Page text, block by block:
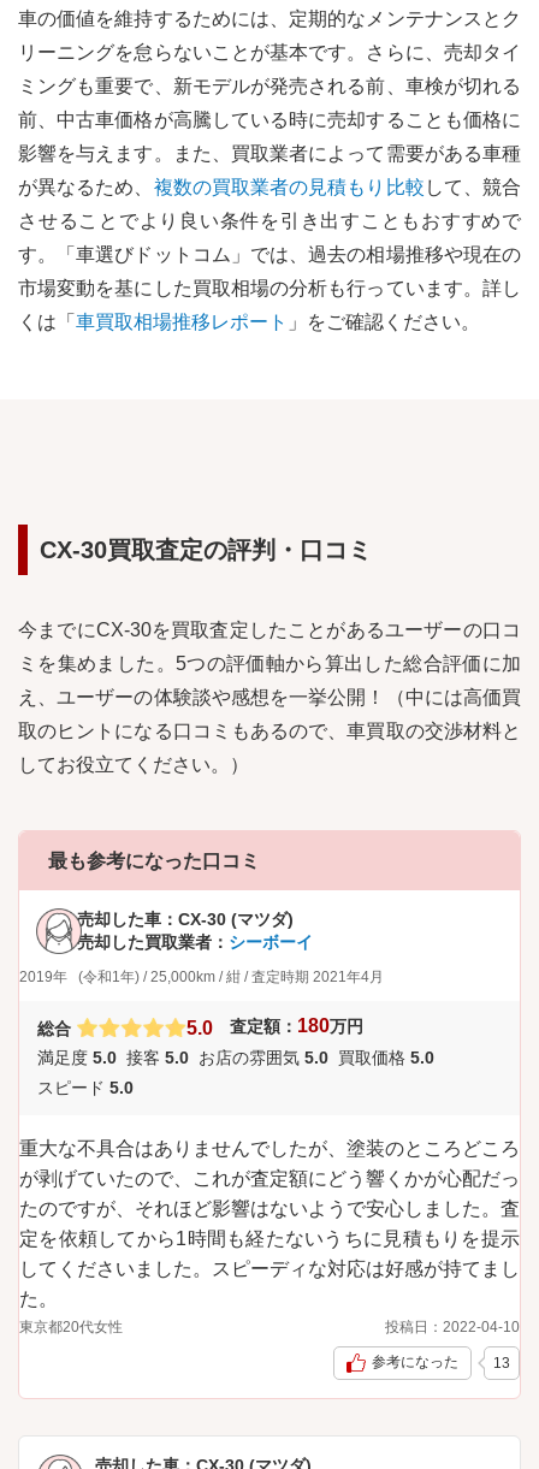
車の価値を維持するためには、定期的なメンテナンスとク
リーニングを怠らないことが基本です。さらに、売却タイ
ミングも重要で、新モデルが発売される前、車検が切れる
前、中古車価格が高騰している時に売却することも価格に
影響を与えます。
また、買取業者によって需要がある車種
が異なるため、 複数の買取業者の見積もり比較 して、競合
させることでより良い条件を引き出すこともおすすめで
す。
「車選びドットコム」では、過去の相場推移や現在の
市場変動を基にした買取相場の分析も行っています。詳し
くは「 車買取相場推移レポート 」をご確認ください。
CX-30買取査定の評判・口コミ
今までにCX-30を買取査定したことがあるユーザーの口コ
ミを集めました。5つの評価軸から算出した総合評価に加
え、ユーザーの体験談や感想を一挙公開！（中には高価買
取のヒントになる口コミもあるので、車買取の交渉材料と
してお役立てください。）
最も参考になった口コミ
売却した車： CX-30 (マツダ)
売却した買取業者： シーボーイ
2019年 (令和1年) / 25,000km /紺 /査定時期 2021年4月
総合 5.0 査定額： 180万円
満足度 5.0 接客 5.0 お店の雰囲気 5.0 買取価格 5.0
スピード 5.0
重大な不具合はありませんでしたが、塗装のところどころ
が剥げていたので、これが査定額にどう響くかが心配だっ
たのですが、それほど影響はないようで安心しました。査
定を依頼してから1時間も経たないうちに見積もりを提示
してくださいました。スピーディな対応は好感が持てまし
た。
東京都20代女性 投稿日： 2022-04-10
参考になった 13
売却した車： CX-30 (マツダ)